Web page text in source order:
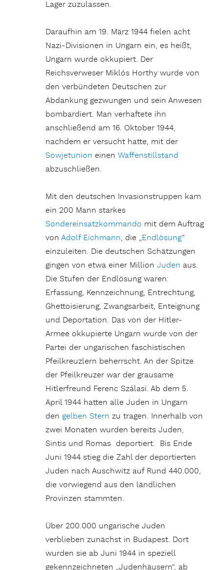
Lager zuzulassen.
Daraufhin am 19. März 1944 fielen acht
Nazi-Divisionen in Ungarn ein, es heißt,
Ungarn wurde okkupiert. Der
Reichsverweser Miklós Horthy wurde von
den verbündeten Deutschen zur
Abdankung gezwungen und sein Anwesen
bombardiert. Man verhaftete ihn
anschließend am 16. Oktober 1944,
nachdem er versucht hatte, mit der
Sowjetunion einenWaffenstillstand
abzuschließen.
Mit den deutschen Invasionstruppen kam
ein 200 Mann starkes
Sondereinsatzkommando mit dem Auftrag
vonAdolf Eichmann, die „Endlösung“
einzuleiten. Die deutschen Schätzungen
gingen von etwa einer MillionJuden aus.
Die Stufen der Endlösung waren:
Erfassung, Kennzeichnung, Entrechtung,
Ghettoisierung, Zwangsarbeit, Enteignung
und Deportation. Das von der Hitler-
Armee okkupierte Ungarn wurde von der
Partei der ungarischen faschistischen
Pfeilkreuzlern beherrscht. An der Spitze
der Pfeilkreuzer war der grausame
Hitlerfreund Ferenc Szálasi. Ab dem 5.
April 1944 hatten alle Juden in Ungarn
dengelben Stern zu tragen. Innerhalb von
zwei Monaten wurden bereits Juden,
Sintis und Romas deportiert. Bis Ende
Juni 1944 stieg die Zahl der deportierten
Juden nach Auschwitz auf Rund 440.000,
die vorwiegend aus den ländlichen
Provinzen stammten.
Über 200.000 ungarische Juden
verblieben zunächst in Budapest. Dort
wurden sie ab Juni 1944 in speziell
gekennzeichneten „Judenhäusern“, ab